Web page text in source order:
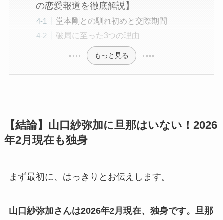
の恋愛報道を徹底解説】
堂本剛との馴れ初めと交際期間
破局に至った3つの理由
もっと見る
【結論】山口紗弥加に旦那はいない！2026
年2月現在も独身
まず最初に、はっきりとお伝えします。
山口紗弥加さんは2026年2月現在、独身です。旦那